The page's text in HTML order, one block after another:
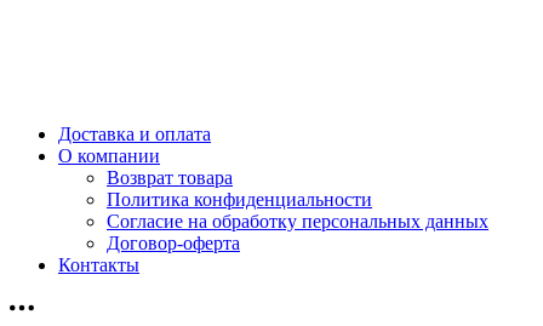
Доставка и оплата
О компании
Возврат товара
Политика конфиденциальности
Согласие на обработку персональных данных
Договор-оферта
Контакты